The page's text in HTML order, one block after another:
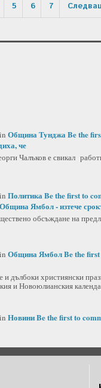
5 6 7
in Община ТунджаBe the
че
Чалъков е свикал
in ПолитикаBe the first to
Ямбол - изтече
обсъждане на
in Община ЯмболBe the
дълбоки християнски
и Новоюлианския
in НовиниBe the first to